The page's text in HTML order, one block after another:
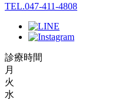
TEL.047-411-4808
診療時間
月
火
水